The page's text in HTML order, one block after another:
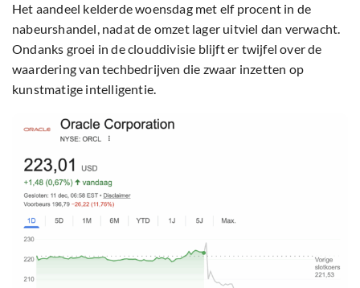
Het aandeel kelderde woensdag met elf procent in de
nabeurshandel, nadat de omzet lager uitviel dan verwacht.
Ondanks groei in de clouddivisie blijft er twijfel over de
waardering van techbedrijven die zwaar inzetten op
kunstmatige intelligentie.